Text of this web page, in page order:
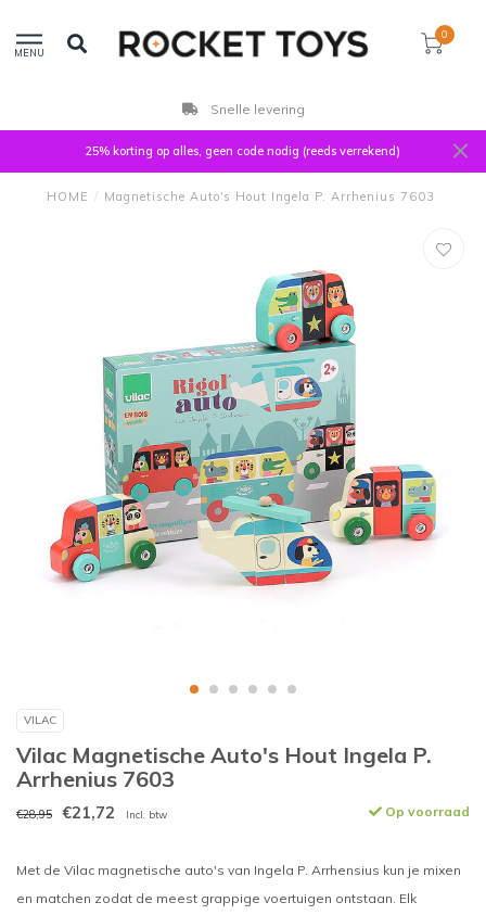
MENU
0
Snelle levering
25% korting op alles, geen code nodig (reeds verrekend)
HOME / Magnetische Auto's Hout Ingela P. Arrhenius 7603
VILAC
Vilac Magnetische Auto's Hout Ingela P.
Arrhenius 7603
€28,95 €21,72 Incl. btw Op voorraad
Met de Vilac magnetische auto's van Ingela P. Arrhensius kun je mixen
en matchen zodat de meest grappige voertuigen ontstaan. Elk